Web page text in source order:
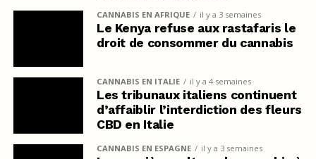
CANNABIS EN AFRIQUE il y a 3 semaines
Le Kenya refuse aux rastafaris le
droit de consommer du cannabis
CANNABIS EN ITALIE il y a 4 semaines
Les tribunaux italiens continuent
d’affaiblir l’interdiction des fleurs
CBD en Italie
CANNABIS EN ESPAGNE il y a 3 semaines